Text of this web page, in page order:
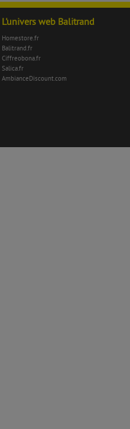
L'univers web Balitrand
Homestore.fr
Balitrand.fr
Ciffreobona.fr
Salica.fr
AmbianceDiscount.com